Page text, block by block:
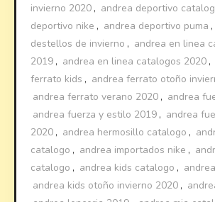
invierno 2020 , andrea deportivo
deportivo nike , andrea deportivo puma ,
destellos de invierno , andrea en linea
2019 , andrea en linea catalogos 2020 ,
ferrato kids , andrea ferrato otoño
andrea ferrato verano 2020 , andrea
andrea fuerza y estilo 2019 , andrea
2020 , andrea hermosillo catalogo ,
catalogo , andrea importados nike ,
catalogo , andrea kids catalogo ,
andrea kids otoño invierno 2020 ,